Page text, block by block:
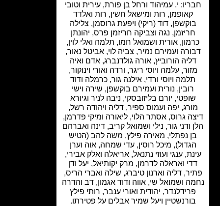
י. עמיהוד ורחל בן פורת, עירית וטובי
קאופמן, רות ומישאל חשין, רות ואלדד
דוד (ריקי) ויפעת גרוסמן, צלילה
נגה וצביקה חריזמן פרס, יהונתן
אורית ושמואל חמו, תלמה ואלי לוין,
ועמירם נמיר, צביה לוי, אביטל נאור,
הורוביץ, אורה גולדנברג, אדם ואיה
עלמה ויוסי ריגר, ורדה ואורי וינוקור,
ויוסי ורדי, אילנה גור, כרמלה ודוד
רובין, נורית ועמירם בוקשפן, שירה וישי
יורם בליזובסקי, ניבה לניר וגיורא
יפה ועמוס ספיר, דליה ויהודה רשל,
גרוס, אסתר הלוי, ליאורה ומיקי פדרמן,
ודני גור, נילי ושמואל קריב, דינה ואברהם
נפתלי, מאירה פילץ, משה להב (הטיש
מיכל רוסין, עדי שמחה, אוה וערן
ענגי ועוזי נתנאל, אריאלה ואלק אבירי,
ואראלה לדרמן, מרק יקותיאל, יעל ודן
דליה וארנון טיברג, שילה ואברי הריס,
ושמואל שי, אווה ודוד אגמון, דב והדרה
יהודית ואורי ענבר, רותי פילץ
ויעל שמיר אבלים על פטירתו.